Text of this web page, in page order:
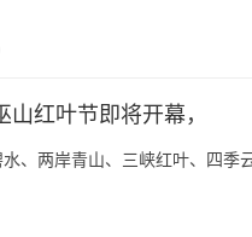
山红叶节即将开幕，
、两岸青山、三峡红叶、四季